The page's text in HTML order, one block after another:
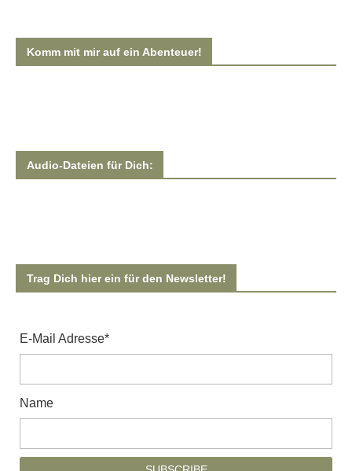
Komm mit mir auf ein Abenteuer!
Audio-Dateien für Dich:
Trag Dich hier ein für den Newsletter!
E-Mail Adresse*
Name